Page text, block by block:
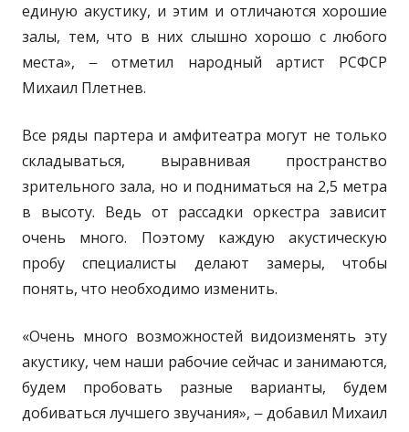
единую акустику, и этим и отличаются хорошие
залы, тем, что в них слышно хорошо с любого
места», ‒ отметил народный артист РСФСР
Михаил Плетнев.
Все ряды партера и амфитеатра могут не только
складываться, выравнивая пространство
зрительного зала, но и подниматься на 2,5 метра
в высоту. Ведь от рассадки оркестра зависит
очень много. Поэтому каждую акустическую
пробу специалисты делают замеры, чтобы
понять, что необходимо изменить.
«Очень много возможностей видоизменять эту
акустику, чем наши рабочие сейчас и занимаются,
будем пробовать разные варианты, будем
добиваться лучшего звучания», ‒ добавил Михаил